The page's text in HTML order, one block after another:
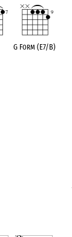
G Form (E7/B)